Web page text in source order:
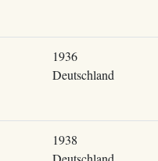
1936
Deutschland
1938